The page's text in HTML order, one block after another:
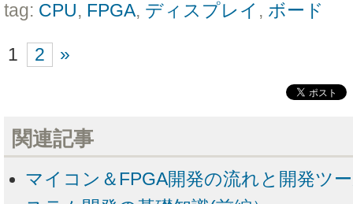
tag: CPU, FPGA, ディスプレイ , ボード
1 2 »
関連記事
マイコン＆FPGA開発の流れと開発ツ